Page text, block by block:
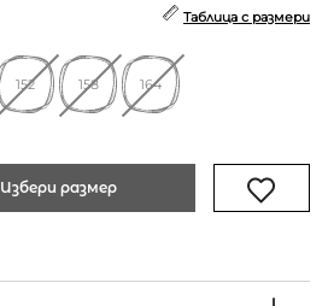
Таблица с размери
152 158 164
Избери размер